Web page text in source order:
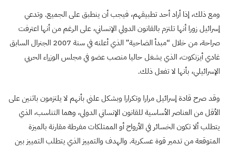
ومع ذلك، إذا أراد أحد تطبيقهم، فيجب أن ينطبق على الجميع. وتدعي
إسرائيل زورا أنها تلتزم بالقانون الدولي الإنساني، على الرغم من أنها اعترفت
صراحة، من خلال “مبدأ الضاحية” الذي أعلنه في سنة 2007 الجنرال السابق
غادي أيزنكوت، الذي يشغل حاليا منصب عضو في مجلس الوزراء الحربي
الإسرائيلي، بأنها لا تفعل ذلك.
وقد صرح قادة إسرائيل مرارا وتكرارا وبشكل علني بأنهم لا يلتزمون باثنين على
الأقل من العناصر الأساسية للقانون الإنساني الدولي، وهما التناسب، الذي
يتطلب ألا تكون الخسائر في الأرواح أو الممتلكات مفرطة مقارنة بالميزة
المتوقعة من تدمير قوة عسكرية. والهدف والتمييز الذي يتطلب التمييز بين